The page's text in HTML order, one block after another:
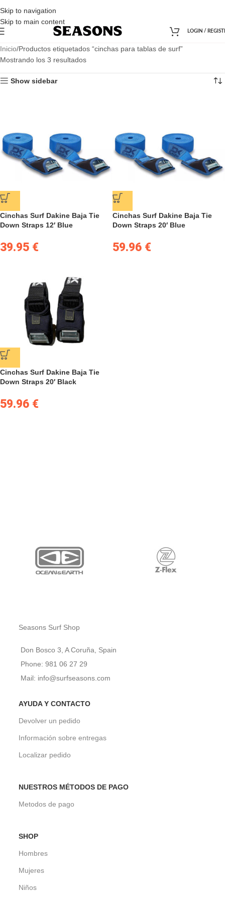
Skip to navigation
Skip to main content
LOGIN /
Inicio Productos etiquetados “cinchas para tablas de surf”
Mostrando los 3 resultados
Show sidebar
Cinchas Surf Dakine Baja Tie
Down Straps 12′ Blue
39.95 €
Cinchas Surf Dakine Baja Tie
Down Straps 20′ Blue
59.96 €
Cinchas Surf Dakine Baja Tie
Down Straps 20′ Black
59.96 €
Seasons Surf Shop
Don Bosco 3, A Coruña, Spain
Phone: 981 06 27 29
Mail: info@surfseasons.com
AYUDA Y CONTACTO
Devolver un pedido
Información sobre entregas
Localizar pedido
NUESTROS MÉTODOS DE PAGO
Metodos de pago
SHOP
Hombres
Mujeres
Niños